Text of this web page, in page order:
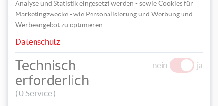
Analyse und Statistik eingesetzt werden - sowie Cookies für
Marketingzwecke - wie Personalisierung und Werbung und
Werbeangebot zu optimieren.
Datenschutz
Technisch
erforderlich
( 0 Service )
nein ja